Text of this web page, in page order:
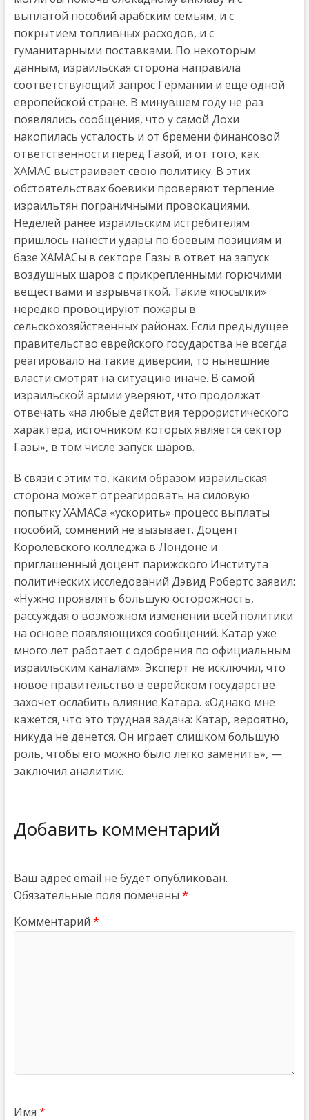
выплатой пособий арабским семьям, и с
покрытием топливных расходов, и с
гуманитарными поставками. По некоторым
данным, израильская сторона направила
соответствующий запрос Германии и еще одной
европейской стране. В минувшем году не раз
появлялись сообщения, что у самой Дохи
накопилась усталость и от бремени финансовой
ответственности перед Газой, и от того, как
ХАМАС выстраивает свою политику. В этих
обстоятельствах боевики проверяют терпение
израильтян пограничными провокациями.
Неделей ранее израильским истребителям
пришлось нанести удары по боевым позициям и
базе ХАМАСы в секторе Газы в ответ на запуск
воздушных шаров с прикрепленными горючими
веществами и взрывчаткой. Такие «посылки»
нередко провоцируют пожары в
сельскохозяйственных районах. Если предыдущее
правительство еврейского государства не всегда
реагировало на такие диверсии, то нынешние
власти смотрят на ситуацию иначе. В самой
израильской армии уверяют, что продолжат
отвечать «на любые действия террористического
характера, источником которых является сектор
Газы», в том числе запуск шаров.
В связи с этим то, каким образом израильская
сторона может отреагировать на силовую
попытку ХАМАСа «ускорить» процесс выплаты
пособий, сомнений не вызывает. Доцент
Королевского колледжа в Лондоне и
приглашенный доцент парижского Института
политических исследований Дэвид Робертс заявил:
«Нужно проявлять большую осторожность,
рассуждая о возможном изменении всей политики
на основе появляющихся сообщений. Катар уже
много лет работает с одобрения по официальным
израильским каналам». Эксперт не исключил, что
новое правительство в еврейском государстве
захочет ослабить влияние Катара. «Однако мне
кажется, что это трудная задача: Катар, вероятно,
никуда не денется. Он играет слишком большую
роль, чтобы его можно было легко заменить», —
заключил аналитик.
Добавить комментарий
Ваш адрес email не будет опубликован.
Обязательные поля помечены *
Комментарий *
Имя *